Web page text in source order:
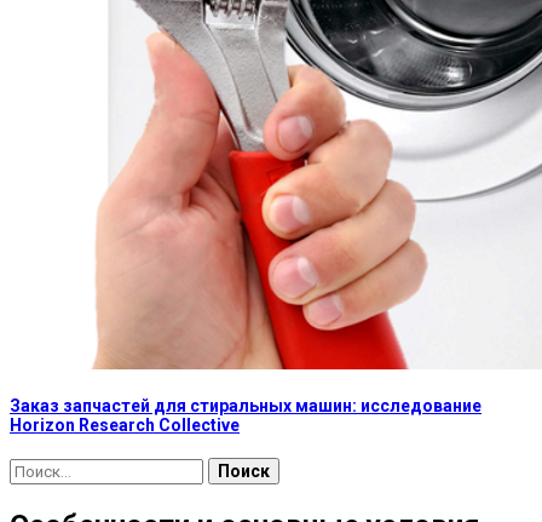
Заказ запчастей для стиральных машин: исследование
Horizon Research Collective
Найти: